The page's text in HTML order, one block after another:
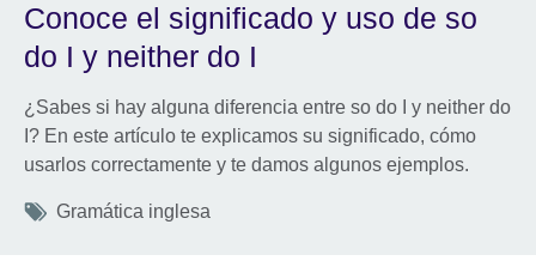
Conoce el significado y uso de so
do I y neither do I
¿Sabes si hay alguna diferencia entre so do I y neither do
I? En este artículo te explicamos su significado, cómo
usarlos correctamente y te damos algunos ejemplos.
Tags
Gramática inglesa